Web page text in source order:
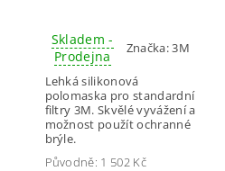
Skladem -
Prodejna
Značka:3M
Lehká silikonová
polomaska pro standardní
filtry 3M. Skvělé vyvážení a
možnost použít ochranné
brýle.
Původně: 1 502 Kč